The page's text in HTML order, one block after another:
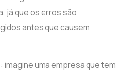
já que os erros são
antes que causem
imagine uma empresa que tem